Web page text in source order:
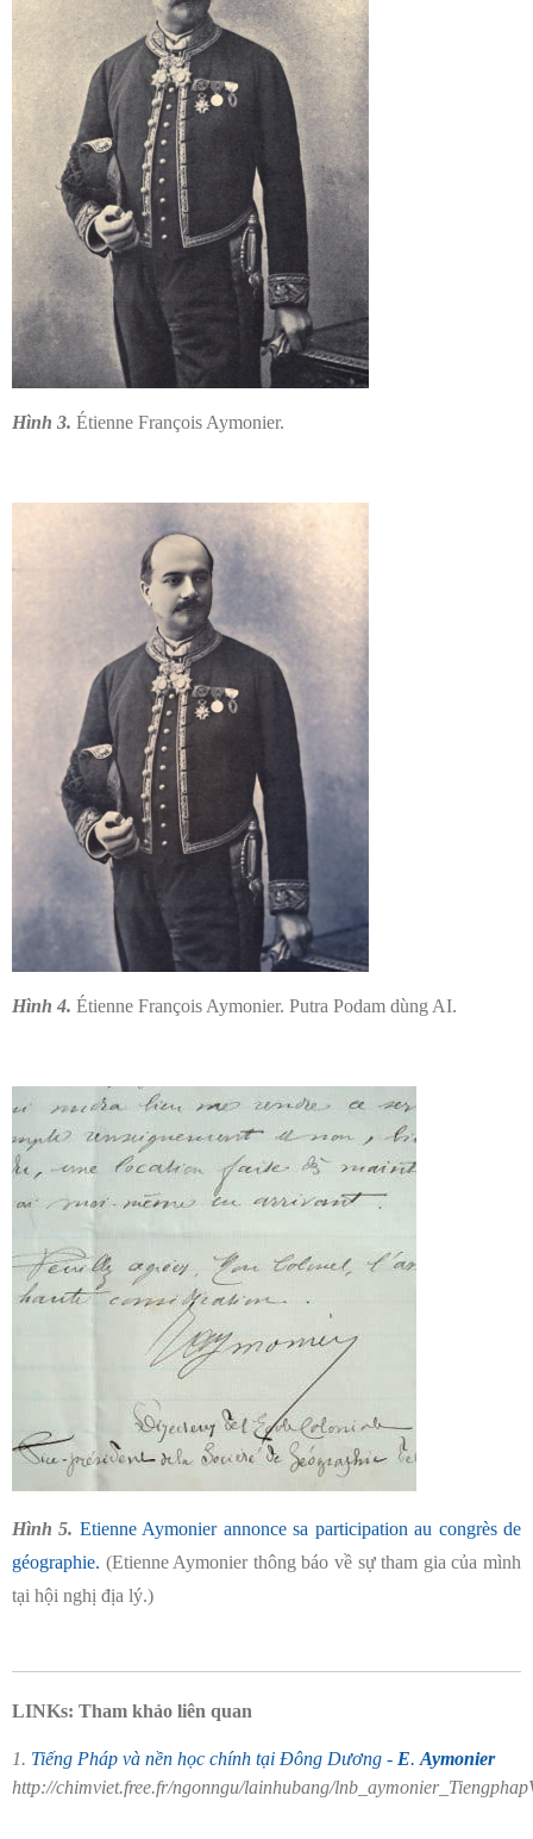
Hình 3. Étienne François Aymonier.
Hình 4. Étienne François Aymonier. Putra Podam dùng AI.
Hình 5. Etienne Aymonier annonce sa participation au congrès de
géographie. (Etienne Aymonier thông báo về sự tham gia của mình
tại hội nghị địa lý.)
LINKs: Tham khảo liên quan
1. Tiếng Pháp và nền học chính tại Đông Dương - E. Aymonier
http://chimviet.free.fr/ngonngu/lainhubang/